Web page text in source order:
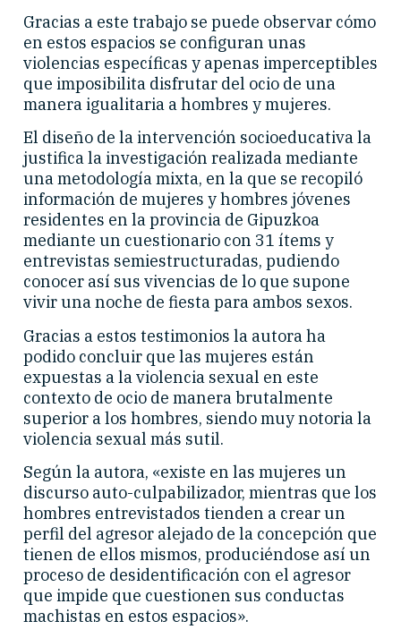
Gracias a este trabajo se puede observar cómo
en estos espacios se configuran unas
violencias específicas y apenas imperceptibles
que imposibilita disfrutar del ocio de una
manera igualitaria a hombres y mujeres.
El diseño de la intervención socioeducativa la
justifica la investigación realizada mediante
una metodología mixta, en la que se recopiló
información de mujeres y hombres jóvenes
residentes en la provincia de Gipuzkoa
mediante un cuestionario con 31 ítems y
entrevistas semiestructuradas, pudiendo
conocer así sus vivencias de lo que supone
vivir una noche de fiesta para ambos sexos.
Gracias a estos testimonios la autora ha
podido concluir que las mujeres están
expuestas a la violencia sexual en este
contexto de ocio de manera brutalmente
superior a los hombres, siendo muy notoria la
violencia sexual más sutil.
Según la autora, «existe en las mujeres un
discurso auto-culpabilizador, mientras que los
hombres entrevistados tienden a crear un
perfil del agresor alejado de la concepción que
tienen de ellos mismos, produciéndose así un
proceso de desidentificación con el agresor
que impide que cuestionen sus conductas
machistas en estos espacios».